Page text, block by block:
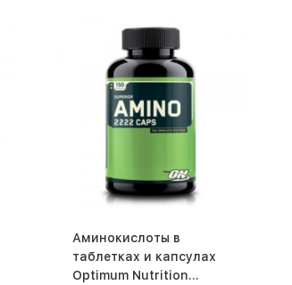
Аминокислоты в
таблетках и капсулах
Optimum Nutrition